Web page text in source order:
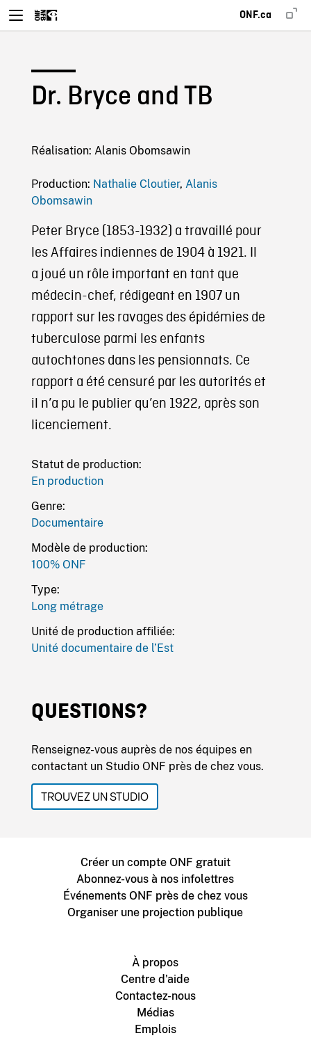
ONF.ca
Dr. Bryce and TB
Réalisation: Alanis Obomsawin
Production: Nathalie Cloutier, Alanis
Obomsawin
Peter Bryce (1853-1932) a travaillé pour
les Affaires indiennes de 1904 à 1921. Il
a joué un rôle important en tant que
médecin-chef, rédigeant en 1907 un
rapport sur les ravages des épidémies de
tuberculose parmi les enfants
autochtones dans les pensionnats. Ce
rapport a été censuré par les autorités et
il n’a pu le publier qu’en 1922, après son
licenciement.
Statut de production:
En production
Genre:
Documentaire
Modèle de production:
100% ONF
Type:
Long métrage
Unité de production affiliée:
Unité documentaire de l’Est
QUESTIONS?
Renseignez-vous auprès de nos équipes en
contactant un Studio ONF près de chez vous.
TROUVEZ UN STUDIO
Créer un compte ONF gratuit
Abonnez-vous à nos infolettres
Événements ONF près de chez vous
Organiser une projection publique
À propos
Centre d'aide
Contactez-nous
Médias
Emplois